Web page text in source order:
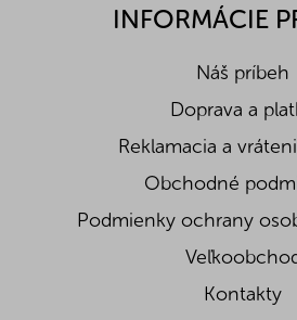
Z toho nasycené mastné k. (g)
INFORMÁCIE
Náš príbeh
Doprava a
Reklamacia a
Obchodné
Podmienky ochrany
Kontakty